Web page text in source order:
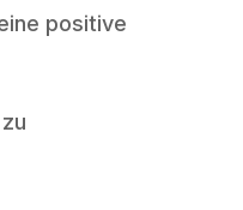
positive